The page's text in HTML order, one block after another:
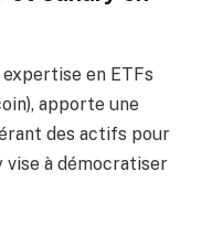
en ETFs
apporte une
des actifs pour
à démocratiser